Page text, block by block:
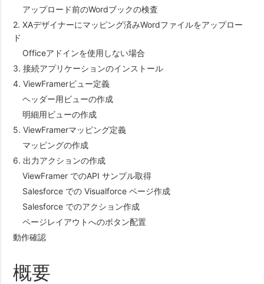
アップロード前のWordブックの検査
2. XAデザイナーにマッピング済みWordファイルをアップロー
ド
Officeアドインを使用しない場合
3. 接続アプリケーションのインストール
4. ViewFramerビュー定義
ヘッダー用ビューの作成
明細用ビューの作成
5. ViewFramerマッピング定義
マッピングの作成
6. 出力アクションの作成
ViewFramer でのAPI サンプル取得
Salesforce での Visualforce ページ作成
Salesforce でのアクション作成
ページレイアウトへのボタン配置
動作確認
概要